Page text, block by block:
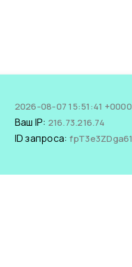
2026-08-07 15:51:41 +0000
Ваш IP: 216.73.216.74
ID запроса: fpT3e3ZDga61